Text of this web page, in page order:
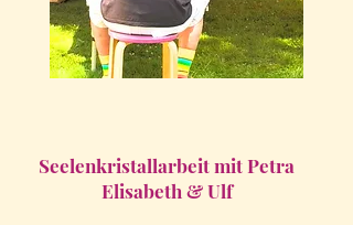
Seelenkristallarbeit mit Petra
Elisabeth & Ulf